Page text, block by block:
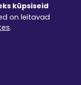
küpsiseid
on leitavad
.